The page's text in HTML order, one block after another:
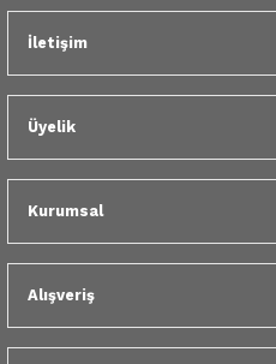
Parça
Parça
Parça
İletişim
Üyelik
Kurumsal
Alışveriş